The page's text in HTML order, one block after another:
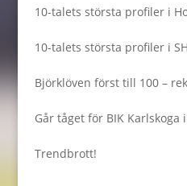
10-talets största profiler i
10-talets största profiler i
Björklöven först till 100 –
Går tåget för BIK Karlskoga
Trendbrott!